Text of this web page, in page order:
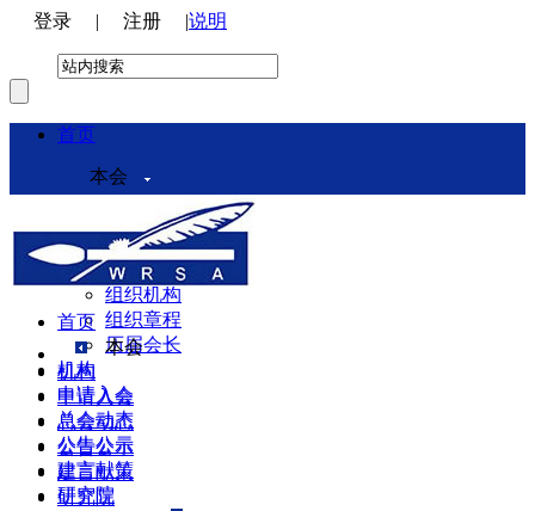
登录 | 注册 |说明
首页
本会
本会介绍
领导机构
理事会
组织机构
组织章程
历届会长
机构
申请入会
总会动态
公告公示
建言献策
研究院
首页
本会
机构
申请入会
总会动态
公告公示
建言献策
研究院